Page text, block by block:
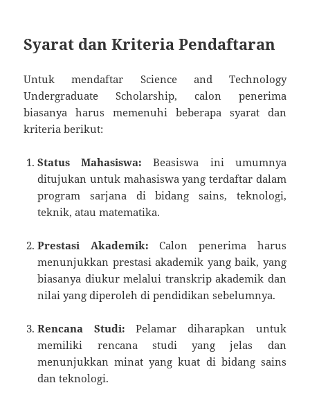
Syarat dan Kriteria Pendaftaran
Untuk mendaftar Science and Technology
Undergraduate Scholarship, calon penerima
biasanya harus memenuhi beberapa syarat dan
kriteria berikut:
Status Mahasiswa: Beasiswa ini umumnya
ditujukan untuk mahasiswa yang terdaftar dalam
program sarjana di bidang sains, teknologi,
teknik, atau matematika.
Prestasi Akademik: Calon penerima harus
menunjukkan prestasi akademik yang baik, yang
biasanya diukur melalui transkrip akademik dan
nilai yang diperoleh di pendidikan sebelumnya.
Rencana Studi: Pelamar diharapkan untuk
memiliki rencana studi yang jelas dan
menunjukkan minat yang kuat di bidang sains
dan teknologi.